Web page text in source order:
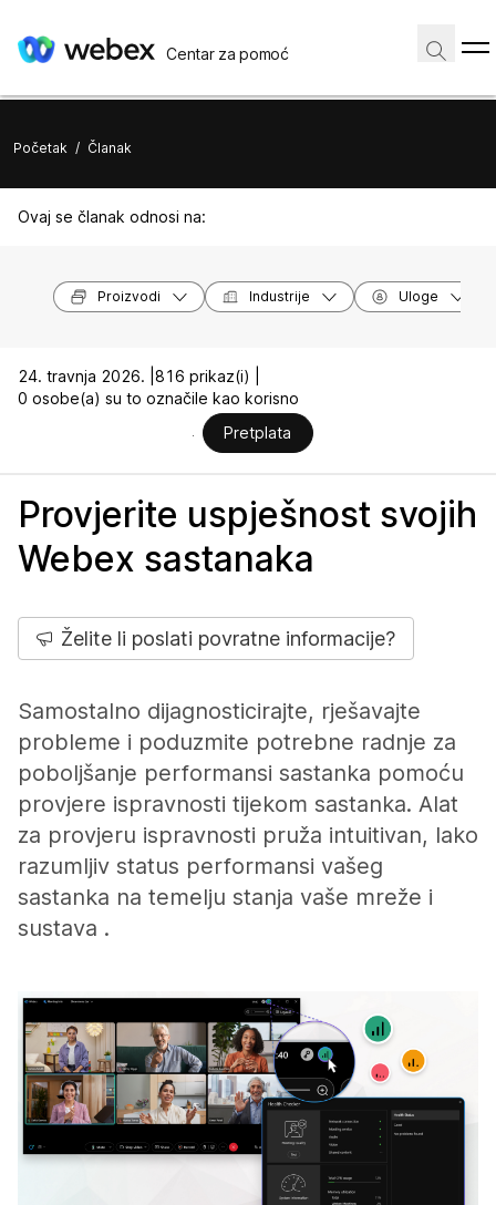
Centar za pomoć
Početak / Članak
Ovaj se članak odnosi na:
Proizvodi Industrije Uloge
24. travnja 2026. | 816 prikaz(i) |
0 osobe(a) su to označile kao korisno
Pretplata
Provjerite uspješnost svojih
Webex sastanaka
Želite li poslati povratne informacije?
Samostalno dijagnosticirajte, rješavajte
probleme i poduzmite potrebne radnje za
poboljšanje performansi sastanka pomoću
provjere ispravnosti tijekom sastanka. Alat
za provjeru ispravnosti pruža intuitivan, lako
razumljiv status performansi vašeg
sastanka na temelju stanja vaše mreže i
sustava .